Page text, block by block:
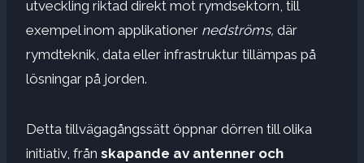
utveckling riktad direkt mot rymdsektorn, till
exempel inom applikationer nedströms, där
rymdteknik, data eller infrastruktur tillämpas på
lösningar på jorden.
Detta tillvägagångssätt öppnar dörren till olika
initiativ, från skapande av antenner och